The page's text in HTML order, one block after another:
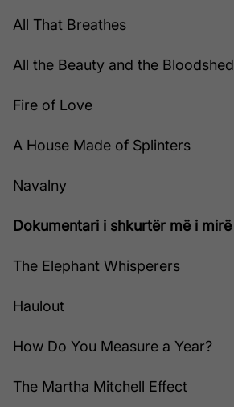
All That Breathes
All the Beauty and the Bloodshed
Fire of Love
A House Made of Splinters
Navalny
Dokumentari i shkurtër më i mirë
The Elephant Whisperers
Haulout
How Do You Measure a Year?
The Martha Mitchell Effect